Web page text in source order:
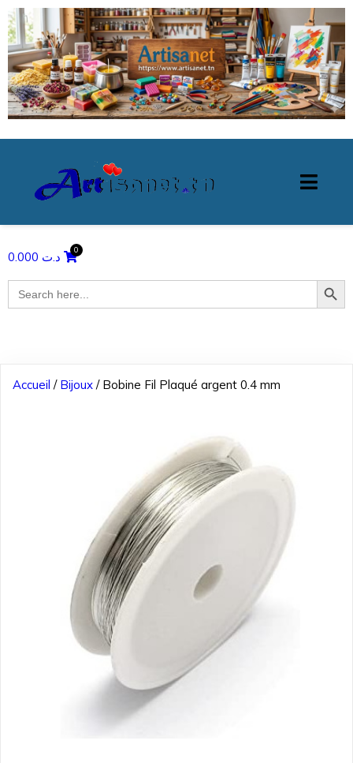
د.ت
Search
for:
Search Button
Accueil / Bijoux / Bobine Fil Plaqué argent 0.4 mm